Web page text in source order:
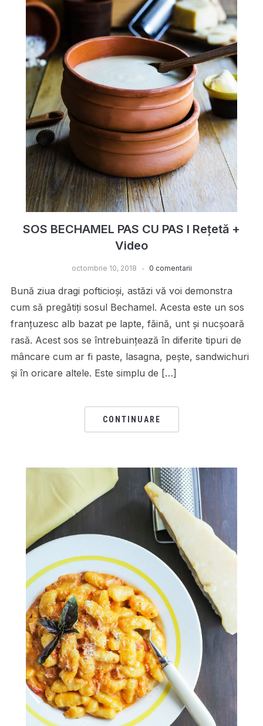
SOS BECHAMEL PAS CU PAS I Rețetă +
Video
octombrie 10, 2018 0 comentarii
Bună ziua dragi pofticioși, astăzi vă voi demonstra
cum să pregătiți sosul Bechamel. Acesta este un sos
franțuzesc alb bazat pe lapte, făină, unt și nucșoară
rasă. Acest sos se întrebuințează în diferite tipuri de
mâncare cum ar fi paste, lasagna, pește, sandwichuri
și în oricare altele. Este simplu de […]
CONTINUARE